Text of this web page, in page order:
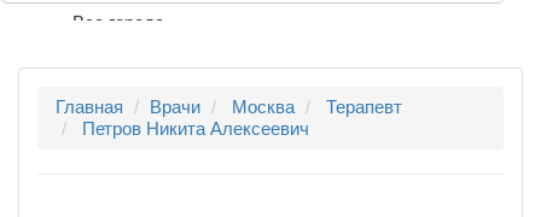
Все города
Главная Врачи Москва
Терапевт
Петров Никита Алексеевич